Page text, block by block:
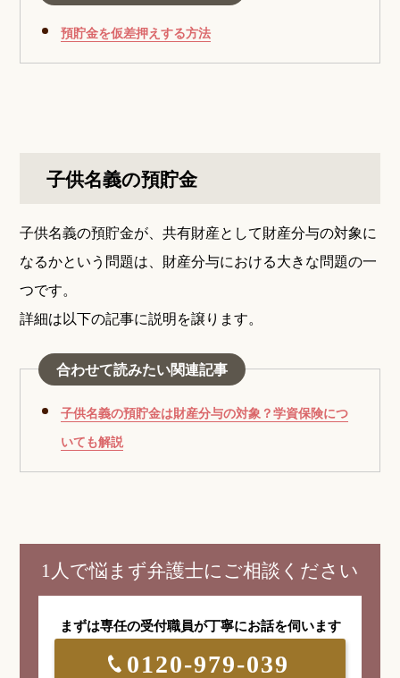
預貯金を仮差押えする方法
子供名義の預貯金
子供名義の預貯金が、共有財産として財産分与の対象に
なるかという問題は、財産分与における大きな問題の一
つです。
詳細は以下の記事に説明を譲ります。
合わせて読みたい関連記事
子供名義の預貯金は財産分与の対象？学資保険につ
いても解説
1人で悩まず弁護士にご相談ください
まずは専任の受付職員が丁寧にお話を伺います
0120-979-039